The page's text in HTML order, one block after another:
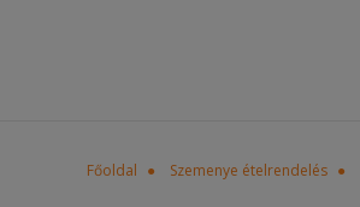
Főoldal Szemenye ételrendelés